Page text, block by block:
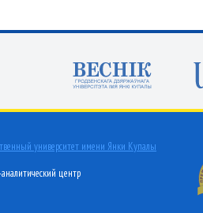
университет имени Янки Купалы
центр